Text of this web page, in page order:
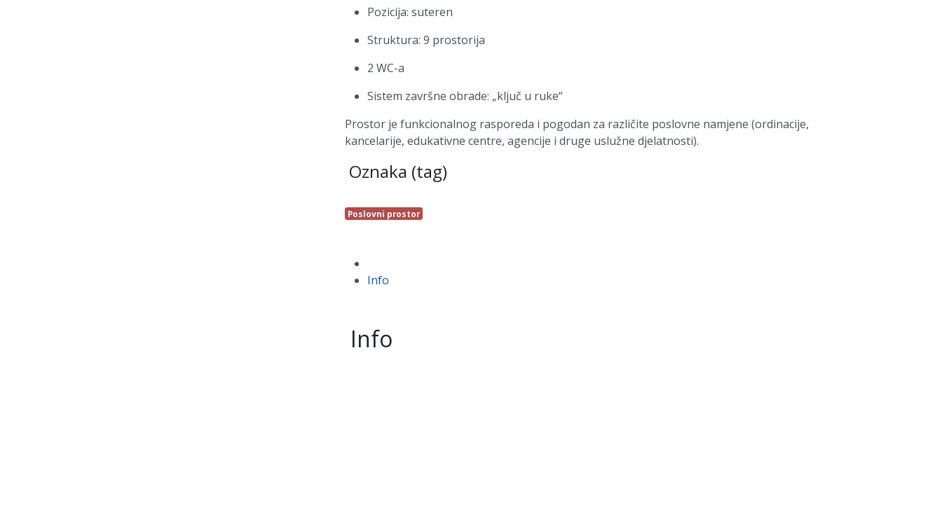
Pozicija: suteren
Struktura: 9 prostorija
2 WC-a
Sistem završne obrade: „ključ u ruke“
Prostor je funkcionalnog rasporeda i pogodan za različite poslovne namjene (ordinacije,
kancelarije, edukativne centre, agencije i druge uslužne djelatnosti).
Oznaka (tag)
Poslovni prostor
Info
Info